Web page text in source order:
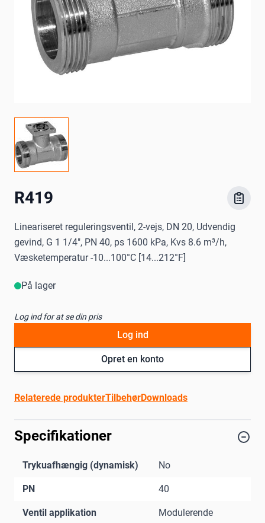
R419
Lineariseret reguleringsventil, 2-vejs, DN 20, Udvendig
gevind, G 1 1/4", PN 40, ps 1600 kPa, Kvs 8.6 m³/h,
Væsketemperatur -10...100°C [14...212°F]
På lager
Log ind for at se din pris
Opret en konto
Log ind
Relaterede produkterTilbehørDownloads
Specifikationer
Trykuafhængig (dynamisk) No
PN 40
Ventil applikation Modulerende